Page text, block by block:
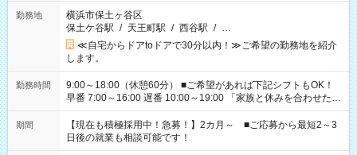
勤務地
横浜市保土ヶ谷区
保土ケ谷駅 / 天王町駅 / 西谷駅 / …
≪自宅からドアtoドアで30分以内！≫ご希望の勤務地を紹介
します。
勤務時間
9:00～18:00（休憩60分） ■ご希望があれば下記シフトもOK！
早番 7:00～16:00 遅番 10:00～19:00 「家族と休みを合わせた
い」 「余裕を持って夕飯の準備がしたい」 「できれば残業はし
たくない」 など、ご希望を教えてくださいね。 ※Wワーク希望
の方へ 今ご覧のお仕事で希望する勤務時間と、もう1つのお仕事
の勤務時間。 合計で週40時間を超える場合は応募できません。
期間
【現在も積極採用中！急募！】2カ月～ ■ご応募から最短2～3
日後の就業も相談可能です！